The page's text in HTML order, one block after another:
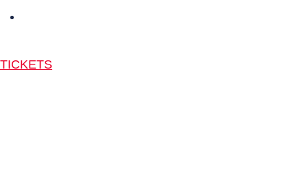
TICKETS